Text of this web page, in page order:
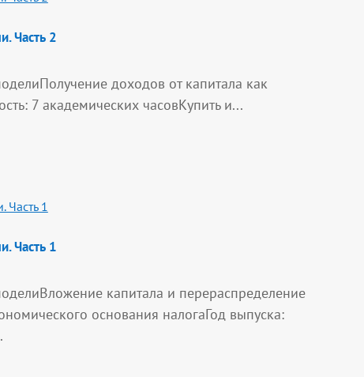
Часть 2
доходов от капитала как
7 академических часовКупить и...
Часть 1
капитала и перераспределение
основания налогаГод выпуска: